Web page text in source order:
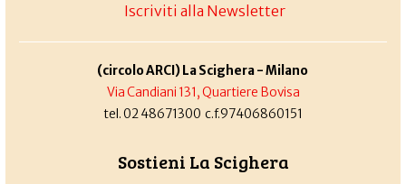
Iscriviti alla Newsletter
(circolo ARCI) La Scighera - Milano
Via Candiani 131, Quartiere Bovisa
tel. 02 48671300 c.f.97406860151
Sostieni La Scighera